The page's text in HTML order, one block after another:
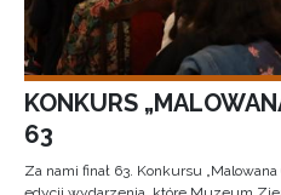
KONKURS
63
Za nami finał 63. Konkursu